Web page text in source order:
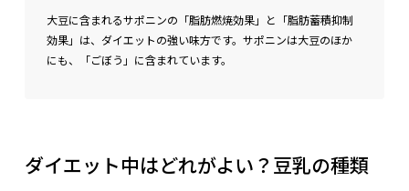
大豆に含まれるサポニンの「脂肪燃焼効果」と「脂肪蓄積抑制
効果」は、ダイエットの強い味方です。サポニンは大豆のほか
にも、「ごぼう」に含まれています。
ダイエット中はどれがよい？豆乳の種類